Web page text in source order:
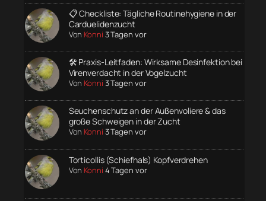
📋 Checkliste: Tägliche Routinehygiene in der
Carduelidenzucht
Von Konni 3 Tagen vor
🛠️ Praxis-Leitfaden: Wirksame Desinfektion bei
Virenverdacht in der Vogelzucht
Von Konni 3 Tagen vor
Seuchenschutz an der Außenvoliere & das
große Schweigen in der Zucht
Von Konni 3 Tagen vor
Torticollis (Schiefhals) Kopfverdrehen
Von Konni 4 Tagen vor